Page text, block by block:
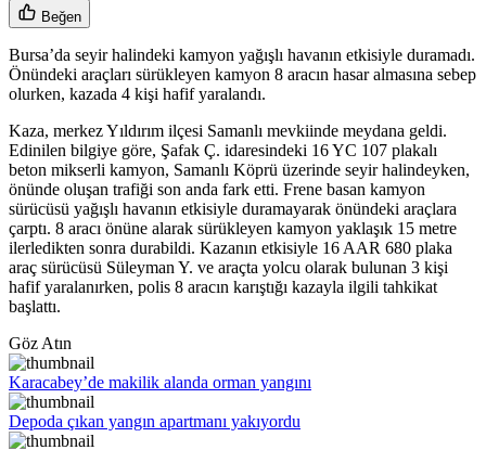
Beğen
Bursa’da seyir halindeki kamyon yağışlı havanın etkisiyle duramadı.
Önündeki araçları sürükleyen kamyon 8 aracın hasar almasına sebep
olurken, kazada 4 kişi hafif yaralandı.
Kaza, merkez Yıldırım ilçesi Samanlı mevkiinde meydana geldi.
Edinilen bilgiye göre, Şafak Ç. idaresindeki 16 YC 107 plakalı
beton mikserli kamyon, Samanlı Köprü üzerinde seyir halindeyken,
önünde oluşan trafiği son anda fark etti. Frene basan kamyon
sürücüsü yağışlı havanın etkisiyle duramayarak önündeki araçlara
çarptı. 8 aracı önüne alarak sürükleyen kamyon yaklaşık 15 metre
ilerledikten sonra durabildi. Kazanın etkisiyle 16 AAR 680 plaka
araç sürücüsü Süleyman Y. ve araçta yolcu olarak bulunan 3 kişi
hafif yaralanırken, polis 8 aracın karıştığı kazayla ilgili tahkikat
başlattı.
Göz Atın
Karacabey’de makilik alanda orman yangını
Depoda çıkan yangın apartmanı yakıyordu